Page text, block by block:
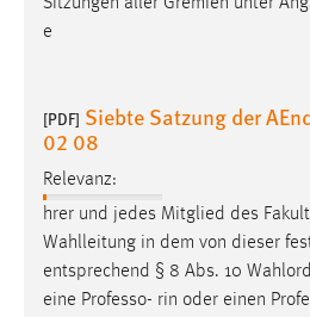
e
[PDF] Siebte Satzung der
02 08
Relevanz:
hrer und jedes Mitglied des
Wahlleitung in dem von dieser
entsprechend § 8 Abs. 10
eine Professo- rin oder einen
site-language-preference
Das Cookie speichert die
Cookie Laufzeit: